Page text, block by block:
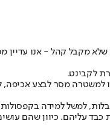
מקבל קהל - אנו עדיין
לקבינט.
למשטרה מסר לבצע
למשל למידה
עליהם. כיוון שהם